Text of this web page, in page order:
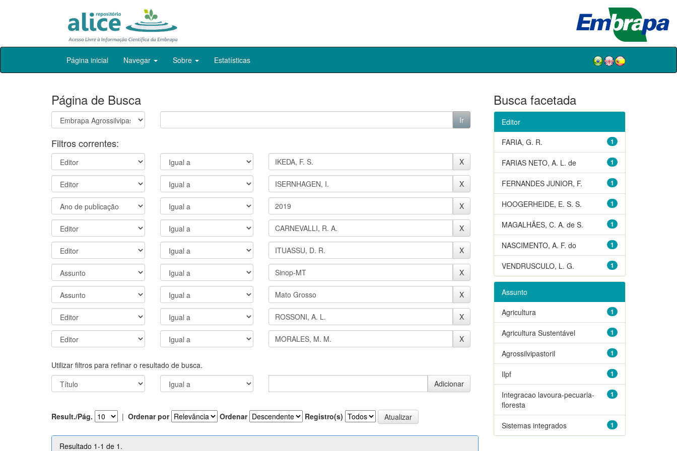
Skip
Página inicial Navegar Sobre Estatísticas
Página de Busca
Filtros correntes:
Utilizar filtros para refinar o resultado de busca.
Result./Pág. | Ordenar por Ordenar Registro(s)
Resultado 1-1 de 1.
Busca facetada
Editor
1
FARIA, G. R.
1
FARIAS NETO, A. L. de
1
FERNANDES JUNIOR, F.
1
HOOGERHEIDE, E. S. S.
1
MAGALHÃES, C. A. de S.
1
NASCIMENTO, A. F. do
1
VENDRUSCULO, L. G.
Assunto
1
Agricultura
1
Agricultura Sustentável
1
Agrossilvipastoril
1
Ilpf
1
Integracao lavoura-pecuaria-
floresta
1
Sistemas integrados